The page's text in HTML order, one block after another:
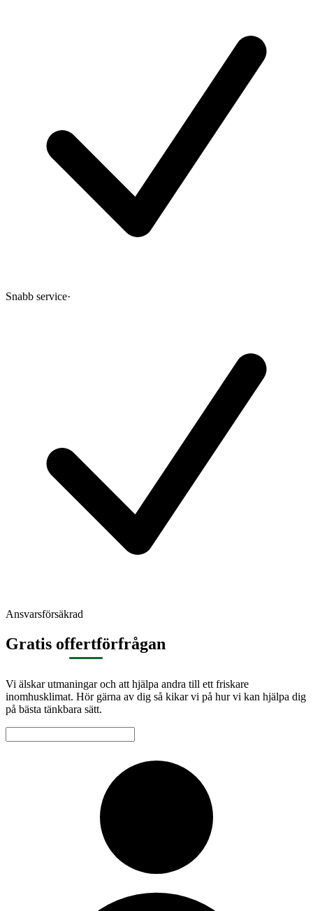
Snabb service·
Ansvarsförsäkrad
Gratis offertförfrågan
Vi älskar utmaningar och att hjälpa andra till ett friskare
inomhusklimat. Hör gärna av dig så kikar vi på hur vi kan hjälpa dig
på bästa tänkbara sätt.